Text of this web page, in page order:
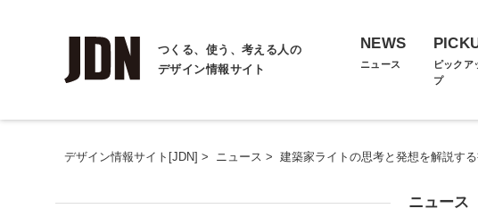
つくる、使う、考える人の
デザイン情報サイト
NEWS
ニュース
ピックア
プ
デザイン情報サイト[JDN] > ニュース > 建築家ライトの思考と発想を解説す
ニュース